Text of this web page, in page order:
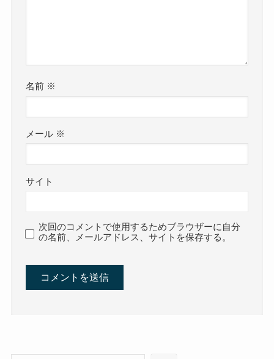
名前 ※
メール ※
サイト
次回のコメントで使用するためブラウザーに自分
の名前、メールアドレス、サイトを保存する。